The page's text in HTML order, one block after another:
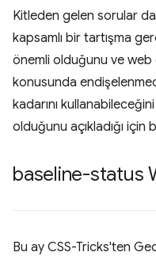
Kitleden gelen sorular
kapsamlı bir tartışma
önemli olduğunu ve web
konusunda
kadarını kullanabileceğini
olduğunu açıkladığı
baseline-status
Bu ay CSS-Tricks'ten